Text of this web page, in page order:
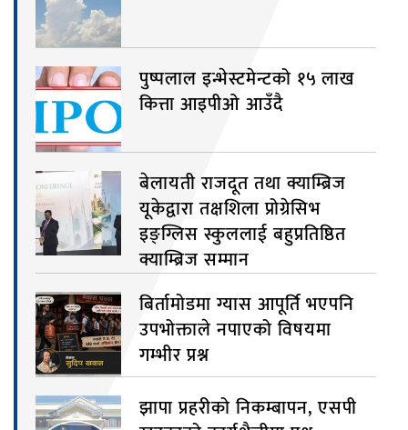
पुष्पलाल इन्भेस्टमेन्टको १५ लाख
कित्ता आइपीओ आउँदै
बेलायती राजदूत तथा क्याम्ब्रिज
यूकेद्वारा तक्षशिला प्रोग्रेसिभ
इङ्ग्लिस स्कुललाई बहुप्रतिष्ठित
क्याम्ब्रिज सम्मान
बिर्तामोडमा ग्यास आपूर्ति भएपनि
उपभोक्ताले नपाएको विषयमा
गम्भीर प्रश्न
झापा प्रहरीको निकम्बापन, एसपी